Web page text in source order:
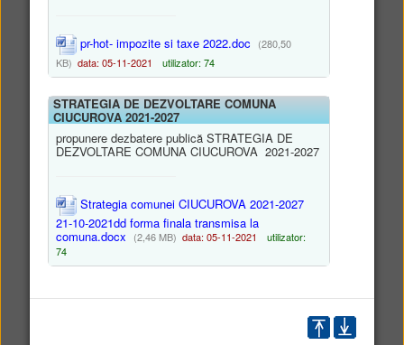
CAUȚI UN LOC DE MUNCĂ ÎN
STRĂINĂTATE? INFORMEAZĂ–
Situaţii de Urgenţă Tulcea
pr-hot- impozite si taxe 2022.doc
(280,50
KB) data: 05-11-2021 utilizator: 74
STRATEGIA DE DEZVOLTARE COMUNA
CIUCUROVA 2021-2027
propunere dezbatere publică STRATEGIA DE
DEZVOLTARE COMUNA CIUCUROVA 2021-2027
Strategia comunei CIUCUROVA 2021-2027
21-10-2021dd forma finala transmisa la
comuna.docx (2,46 MB) data: 05-11-2021
utilizator:
74